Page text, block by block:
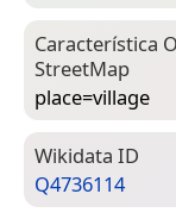
Característica
Street­Map
place=­village
Wiki­data ID
Q4736114